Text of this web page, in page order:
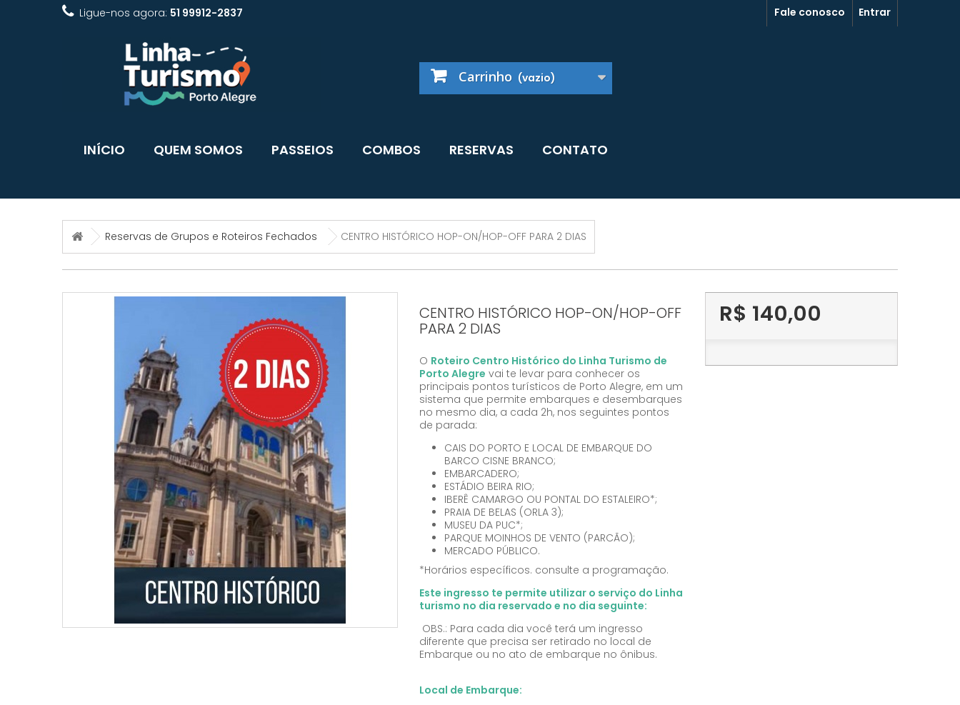
Entrar
Fale conosco
Ligue-nos agora: 51 99912-2837
Carrinho (vazio)
INÍCIO QUEM SOMOS PASSEIOS COMBOS RESERVAS CONTATO
Reservas de Grupos e Roteiros Fechados CENTRO HISTÓRICO HOP-ON/HOP-OFF PARA 2 DIAS
CENTRO HISTÓRICO HOP-ON/HOP-OFF
PARA 2 DIAS
O Roteiro Centro Histórico do Linha Turismo de
Porto Alegre vai te levar para conhecer os
principais pontos turísticos de Porto Alegre, em um
sistema que permite embarques e desembarques
no mesmo dia, a cada 2h, nos seguintes pontos
de parada:
CAIS DO PORTO E LOCAL DE EMBARQUE DO
BARCO CISNE BRANCO;
EMBARCADERO;
ESTÁDIO BEIRA RIO;
IBERÊ CAMARGO OU PONTAL DO ESTALEIRO*;
PRAIA DE BELAS (ORLA 3);
MUSEU DA PUC*;
PARQUE MOINHOS DE VENTO (PARCÃO);
MERCADO PÚBLICO.
*Horários específicos. consulte a programação.
Este ingresso te permite utilizar o serviço do Linha
turismo no dia reservado e no dia seguinte:
OBS.: Para cada dia você terá um ingresso
diferente que precisa ser retirado no local de
Embarque ou no ato de embarque no ônibus.
Local de Embarque:
R$ 140,00